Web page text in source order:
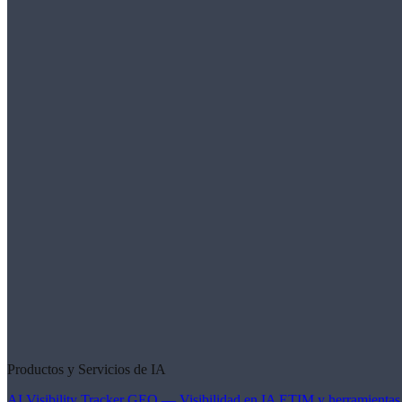
Productos y Servicios de IA